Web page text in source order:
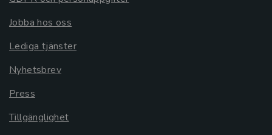
Jobba hos oss
Lediga tjänster
Nyhetsbrev
Press
Tillgänglighet